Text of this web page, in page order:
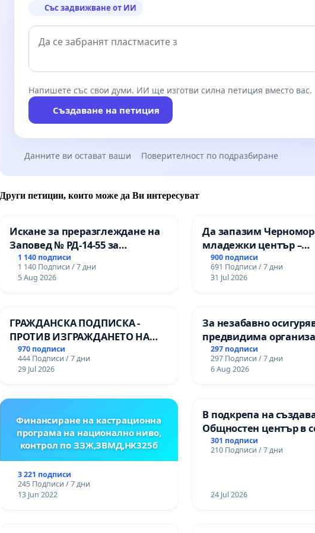
Със задвижване от ИИ
Напишете със свои думи. ИИ ще изготви силна петиция вместо вас.
Създаване на петиция
Данните ви остават ваши Поверителност по подразбиране
Други петиции, които може да Ви интересуват
Искане за преразглеждане на
Заповед № РД-14-55 за
вливането на
Професионалната гимназия по
промишлени технологии в
гр. Пазарджик
1 140 подписи
1 140 Подписи / 7 дни
5 Aug 2026
Да запазим
младежки център –
пространство за
Варна
900 подписи
691 Подписи / 7 дни
31 Jul 2026
ГРАЖДАНСКА ПОДПИСКА -
ПРОТИВ ИЗГРАЖДАНЕТО НА
ВЪЖЕНА ЛИНИЯ (ЛИФТ) НА
ТЕРИТОРИЯТА НА ПРИРОДНА
ЗАБЕЛЕЖИТЕЛНОСТ „ХЪЛМ НА
970 подписи
444 Подписи / 7 дни
29 Jul 2026
За незабавно
предвидима
учебния процес и
на правото на
и качествено
гимназия „
297 подписи
297 Подписи / 7 дни
6 Aug 2026
Финансиране на кастрационна
програма на национално ниво,
контрол по ЗЗЖ,ЗВМД,НК325б
3 221 подписи
245 Подписи / 7 дни
13 Jun 2022
В подкрепа на
Общностен център в
Църква
301 подписи
210 Подписи / 7 дни
24 Jul 2026